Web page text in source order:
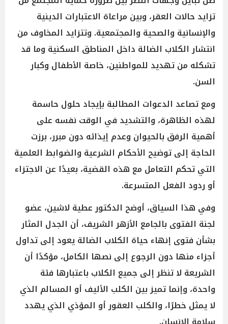
تزايد حالات العقر، وبين مراعاة الاعتبارات الدينية
والإنسانية والصحية والمجتمعية. وتتزايد المخاوف من
انتشار الكلاب الضالة داخل المناطق السكنية وما قد
تشكله من تهديد للمواطنين، خاصة الأطفال وكبار
السن.
ومع تصاعد الدعوات المطالبة بإيجاد حلول حاسمة
لهذه الظاهرة، والتشديد في الوقت نفسه على
أهمية الرفق بالحيوان وعدم إيذائه دون مبرر، برزت
الحاجة إلى توضيح الأحكام الشرعية والضوابط العلمية
التي تحكم التعامل مع هذه القضية، بعيدًا عن الاجتزاء
أو ردود الفعل المتسرعة.
وفي هذا السياق، أوضح الدكتور عطية لاشين، عضو
لجنة الفتوى بالجامع الأزهر الشريف، أن الجدل المثار
بشأن فتوى إنهاء حياة الكلاب الضالة يعود إلى تداول
أجزاء منها دون الرجوع إلى نصها الكامل، مؤكدًا أن
الشريعة لا تنظر إلى جميع الكلاب باعتبارها فئة
واحدة، وإنما تميز بين الكلب الأليف أو المسالم الذي
لا يمثل خطرًا، والكلب العقور أو المؤذي الذي يهدد